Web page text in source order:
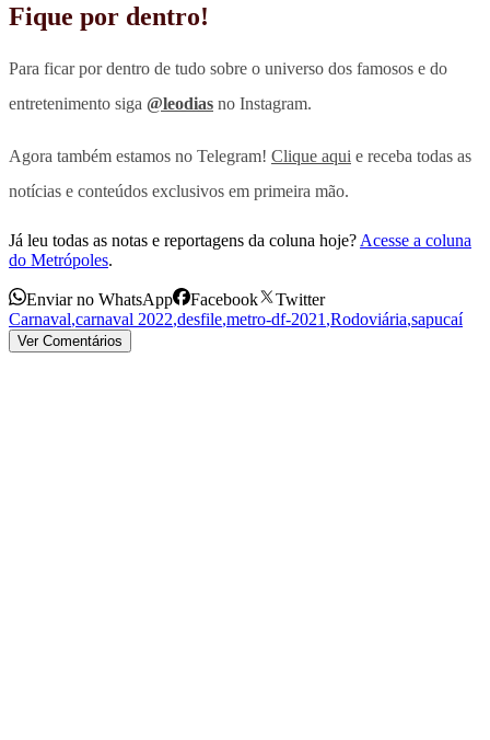
Fique por dentro!
Para ficar por dentro de tudo sobre o universo dos famosos e do
entretenimento siga @leodias no Instagram.
Agora também estamos no Telegram! Clique aqui e receba todas as
notícias e conteúdos exclusivos em primeira mão.
Já leu todas as notas e reportagens da coluna hoje? Acesse a coluna
do Metrópoles.
Enviar no WhatsApp Facebook
Twitter
Carnaval,carnaval 2022,desfile,metro-df-2021 ,Rodoviária,sapucaí
Ver Comentários